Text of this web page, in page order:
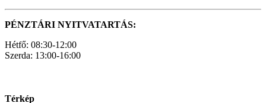
PÉNZTÁRI NYITVATARTÁS:
Hétfő: 08:30-12:00
Szerda: 13:00-16:00
Térkép